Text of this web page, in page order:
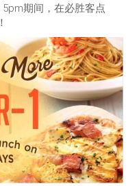
期间，在必胜客点